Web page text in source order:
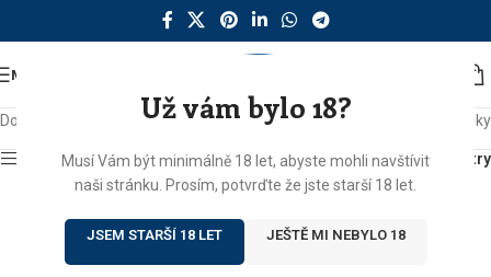
Už vám bylo 18?
Musí Vám být minimálně 18 let, abyste mohli navštívit
naši stránku. Prosím, potvrďte že jste starší 18 let.
JSEM STARŠÍ 18 LET JEŠTĚ MI NEBYLO 18
MENU
Domů Produkty se štítkem „květový“ Zobrazeny 3 výsledky
Zobrazit sidebar Filtry